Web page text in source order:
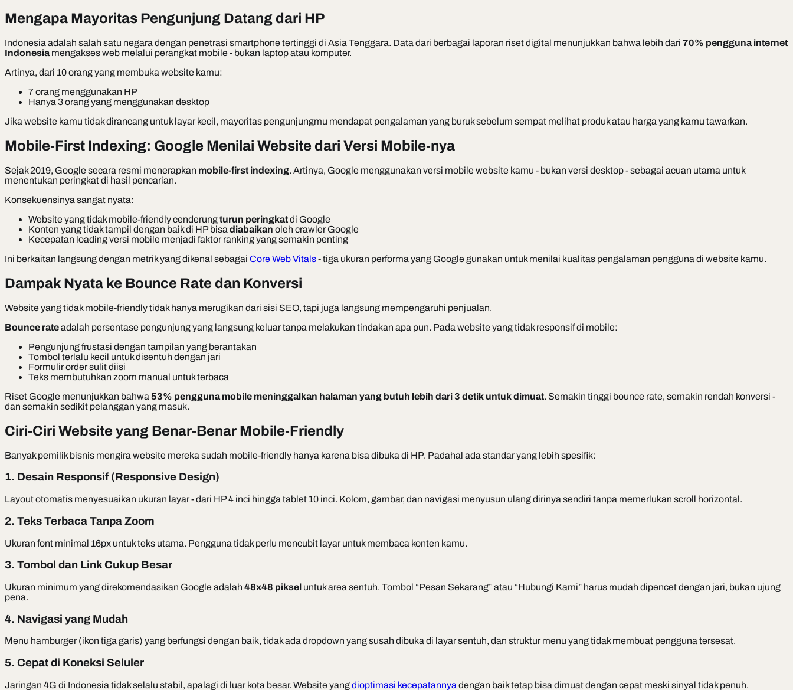
Mengapa Mayoritas Pengunjung Datang dari HP
Indonesia adalah salah satu negara dengan penetrasi smartphone tertinggi di Asia Tenggara. Data dari berbagai laporan riset digital menunjukkan bahwa lebih dari 70% pengguna internet
Indonesiamengakses web melalui perangkat mobile - bukan laptop atau komputer.
Artinya, dari 10 orang yang membuka website kamu:
7 orang menggunakan HP
Hanya 3 orang yang menggunakan desktop
Jika website kamu tidak dirancang untuk layar kecil, mayoritas pengunjungmu mendapat pengalaman yang buruk sebelum sempat melihat produk atau harga yang kamu tawarkan.
Mobile-First Indexing: Google Menilai Website dari Versi Mobile-nya
Sejak 2019, Google secara resmi menerapkan mobile-first indexing. Artinya, Google menggunakan versi mobilewebsite kamu - bukan versi desktop - sebagai acuan utama untuk
menentukan peringkat di hasil pencarian.
Konsekuensinya sangat nyata:
Website yang tidak mobile-friendly cenderungturun peringkatdi Google
Konten yang tidak tampil dengan baik di HP bisa diabaikan oleh crawler Google
Kecepatan loading versi mobile menjadi faktor ranking yang semakin penting
Ini berkaitan langsung dengan metrik yang dikenal sebagai Core Web Vitals- tiga ukuran performa yang Google gunakan untuk menilai kualitas pengalaman pengguna di website kamu.
Dampak Nyata ke Bounce Rate dan Konversi
Website yang tidak mobile-friendly tidak hanya merugikan dari sisi SEO, tapi juga langsung mempengaruhi penjualan.
Bounce rateadalah persentase pengunjung yang langsung keluar tanpa melakukan tindakan apa pun. Pada website yang tidak responsif di mobile:
Pengunjung frustasi dengan tampilan yang berantakan
Tombol terlalu kecil untuk disentuh dengan jari
Formulir order sulit diisi
Teks membutuhkan zoom manual untuk terbaca
Riset Google menunjukkan bahwa 53% pengguna mobile meninggalkan halaman yang butuh lebih dari 3 detik untuk dimuat. Semakin tinggi bounce rate, semakin rendah konversi -
dan semakin sedikit pelanggan yang masuk.
Ciri-Ciri Website yang Benar-Benar Mobile-Friendly
Banyak pemilik bisnis mengira website mereka sudah mobile-friendly hanya karena bisa dibuka di HP. Padahal ada standar yang lebih spesifik:
1. Desain Responsif (Responsive Design)
Layout otomatis menyesuaikan ukuran layar - dari HP 4 inci hingga tablet 10 inci. Kolom, gambar, dan navigasi menyusun ulang dirinya sendiri tanpa memerlukan scroll horizontal.
2. Teks Terbaca Tanpa Zoom
Ukuran font minimal 16px untuk teks utama. Pengguna tidak perlu mencubit layar untuk membaca konten kamu.
3. Tombol dan Link Cukup Besar
Ukuran minimum yang direkomendasikan Google adalah 48x48 piksel untuk area sentuh. Tombol “Pesan Sekarang” atau “Hubungi Kami” harus mudah dipencet dengan jari, bukan ujung
pena.
4. Navigasi yang Mudah
Menu hamburger (ikon tiga garis) yang berfungsi dengan baik, tidak ada dropdown yang susah dibuka di layar sentuh, dan struktur menu yang tidak membuat pengguna tersesat.
5. Cepat di Koneksi Seluler
Jaringan 4G di Indonesia tidak selalu stabil, apalagi di luar kota besar. Website yangdioptimasi kecepatannya dengan baik tetap bisa dimuat dengan cepat meski sinyal tidak penuh.